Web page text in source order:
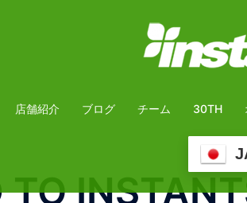
店舗紹介 ブログ チーム 30TH
TO